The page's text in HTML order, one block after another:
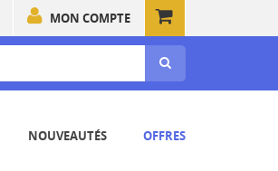
MON COMPTE
NOUVEAUTÉS OFFRES